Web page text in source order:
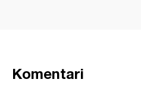
Komentari